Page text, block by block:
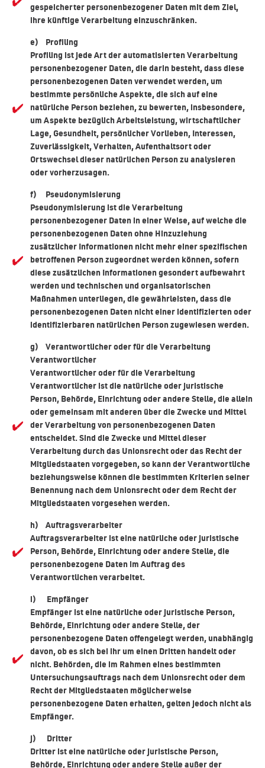
gespeicherter personenbezogener Daten mit dem Ziel,
ihre künftige Verarbeitung einzuschränken.
e) Profiling
Profiling ist jede Art der automatisierten Verarbeitung
personenbezogener Daten, die darin besteht, dass diese
personenbezogenen Daten verwendet werden, um
bestimmte persönliche Aspekte, die sich auf eine
natürliche Person beziehen, zu bewerten, insbesondere,
um Aspekte bezüglich Arbeitsleistung, wirtschaftlicher
Lage, Gesundheit, persönlicher Vorlieben, Interessen,
Zuverlässigkeit, Verhalten, Aufenthaltsort oder
Ortswechsel dieser natürlichen Person zu analysieren
oder vorherzusagen.
f) Pseudonymisierung
Pseudonymisierung ist die Verarbeitung
personenbezogener Daten in einer Weise, auf welche die
personenbezogenen Daten ohne Hinzuziehung
zusätzlicher Informationen nicht mehr einer spezifischen
betroffenen Person zugeordnet werden können, sofern
diese zusätzlichen Informationen gesondert aufbewahrt
werden und technischen und organisatorischen
Maßnahmen unterliegen, die gewährleisten, dass die
personenbezogenen Daten nicht einer identifizierten oder
identifizierbaren natürlichen Person zugewiesen werden.
g) Verantwortlicher oder für die Verarbeitung
Verantwortlicher
Verantwortlicher oder für die Verarbeitung
Verantwortlicher ist die natürliche oder juristische
Person, Behörde, Einrichtung oder andere Stelle, die allein
oder gemeinsam mit anderen über die Zwecke und Mittel
der Verarbeitung von personenbezogenen Daten
entscheidet. Sind die Zwecke und Mittel dieser
Verarbeitung durch das Unionsrecht oder das Recht der
Mitgliedstaaten vorgegeben, so kann der Verantwortliche
beziehungsweise können die bestimmten Kriterien seiner
Benennung nach dem Unionsrecht oder dem Recht der
Mitgliedstaaten vorgesehen werden.
h) Auftragsverarbeiter
Auftragsverarbeiter ist eine natürliche oder juristische
Person, Behörde, Einrichtung oder andere Stelle, die
personenbezogene Daten im Auftrag des
Verantwortlichen verarbeitet.
i) Empfänger
Empfänger ist eine natürliche oder juristische Person,
Behörde, Einrichtung oder andere Stelle, der
personenbezogene Daten offengelegt werden, unabhängig
davon, ob es sich bei ihr um einen Dritten handelt oder
nicht. Behörden, die im Rahmen eines bestimmten
Untersuchungsauftrags nach dem Unionsrecht oder dem
Recht der Mitgliedstaaten möglicherweise
personenbezogene Daten erhalten, gelten jedoch nicht als
Empfänger.
j) Dritter
Dritter ist eine natürliche oder juristische Person,
Behörde, Einrichtung oder andere Stelle außer der